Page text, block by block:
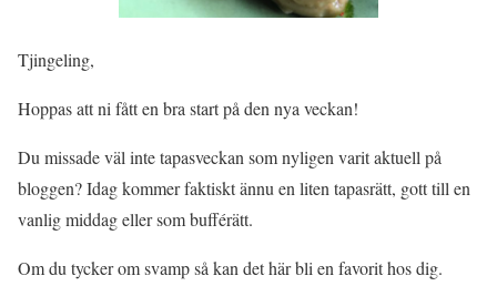
Tjingeling,
Hoppas att ni fått en bra start på den nya veckan!
Du missade väl inte tapasveckan som nyligen varit aktuell på
bloggen? Idag kommer faktiskt ännu en liten tapasrätt, gott till en
vanlig middag eller som bufférätt.
Om du tycker om svamp så kan det här bli en favorit hos dig.